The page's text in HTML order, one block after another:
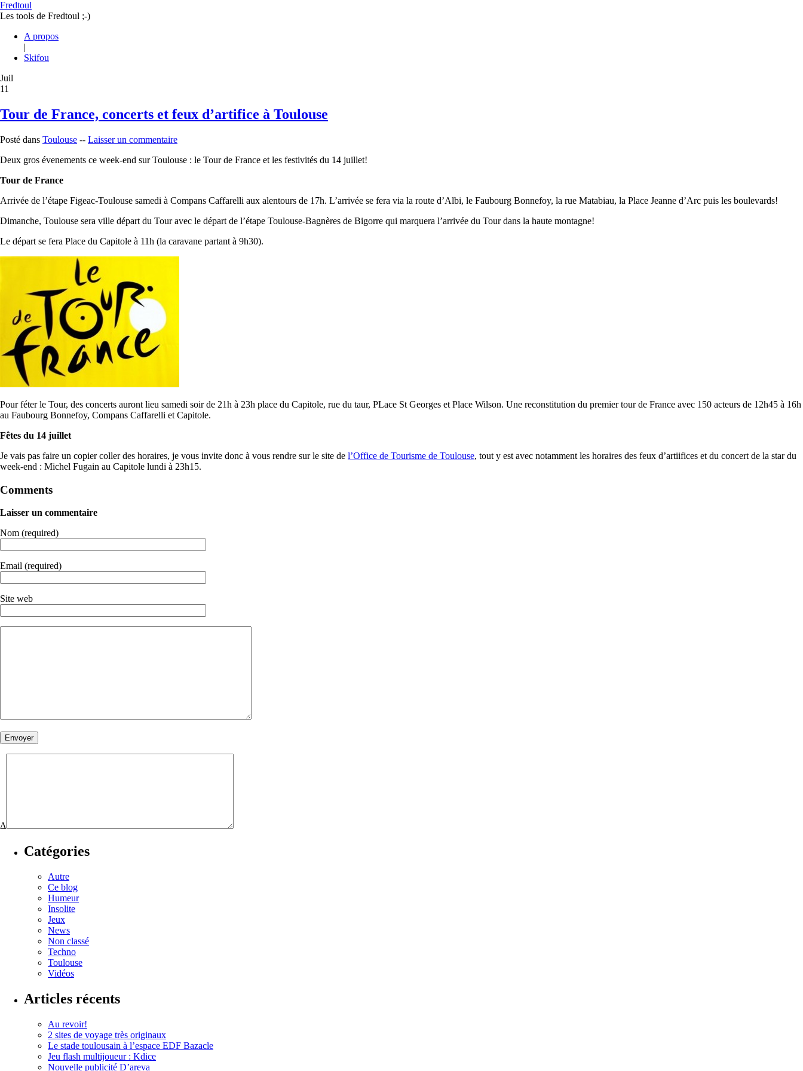
Fredtoul
Les tools de Fredtoul ;-)
A propos
|
Skifou
Juil
11
Tour de France, concerts et feux d’artifice à Toulouse
Posté dans Toulouse -- Laisser un commentaire
Deux gros évenements ce week-end sur Toulouse : le Tour de France et les festivités du 14 juillet!
Tour de France
Arrivée de l’étape Figeac-Toulouse samedi à Compans Caffarelli aux alentours de 17h. L’arrivée se fera via la route d’Albi, le Faubourg Bonnefoy, la rue Matabiau, la Place Jeanne d’Arc puis les boulevards!
Dimanche, Toulouse sera ville départ du Tour avec le départ de l’étape Toulouse-Bagnères de Bigorre qui marquera l’arrivée du Tour dans la haute montagne!
Le départ se fera Place du Capitole à 11h (la caravane partant à 9h30).
Pour féter le Tour, des concerts auront lieu samedi soir de 21h à 23h place du Capitole, rue du taur, PLace St Georges et Place Wilson. Une reconstitution du premier tour de France avec 150 acteurs de 12h45 à 16h
au Faubourg Bonnefoy, Compans Caffarelli et Capitole.
Fêtes du 14 juillet
Je vais pas faire un copier coller des horaires, je vous invite donc à vous rendre sur le site de l’Office de Tourisme de Toulouse, tout y est avec notamment les horaires des feux d’artiifices et du concert de la star du
week-end : Michel Fugain au Capitole lundi à 23h15.
Comments
Laisser un commentaire
Nom (required)
Email (required)
Site web
Δ
Catégories
Autre
Ce blog
Humeur
Insolite
Jeux
News
Non classé
Techno
Toulouse
Vidéos
Articles récents
Au revoir!
2 sites de voyage très originaux
Le stade toulousain à l’espace EDF Bazacle
Jeu flash multijoueur : Kdice
Nouvelle publicité D’areva